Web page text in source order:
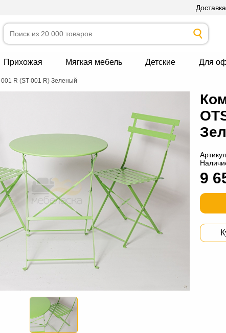
Прихожая Мягкая мебель Детские Для
R (ST 001 R) Зеленый
9